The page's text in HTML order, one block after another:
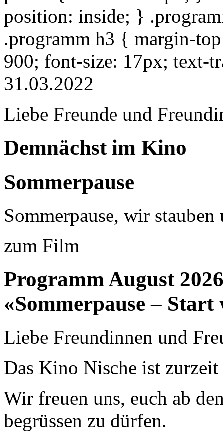
position: inside; }
.programm h3 { margin-
900; font-size: 17px; text-
31.03.2022
Liebe Freunde und
Demnächst im Kino
Sommerpause
Sommerpause, wir
zum Film
Programm August 2026
«Sommerpause – Start
Liebe Freundinnen und
Das Kino Nische ist zurzeit
Wir freuen uns, euch ab
begrüssen zu dürfen.